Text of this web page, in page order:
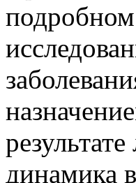
динамика